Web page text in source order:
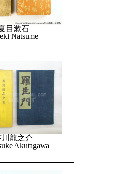
目漱石
Natsume
川龍之介
Akutagawa